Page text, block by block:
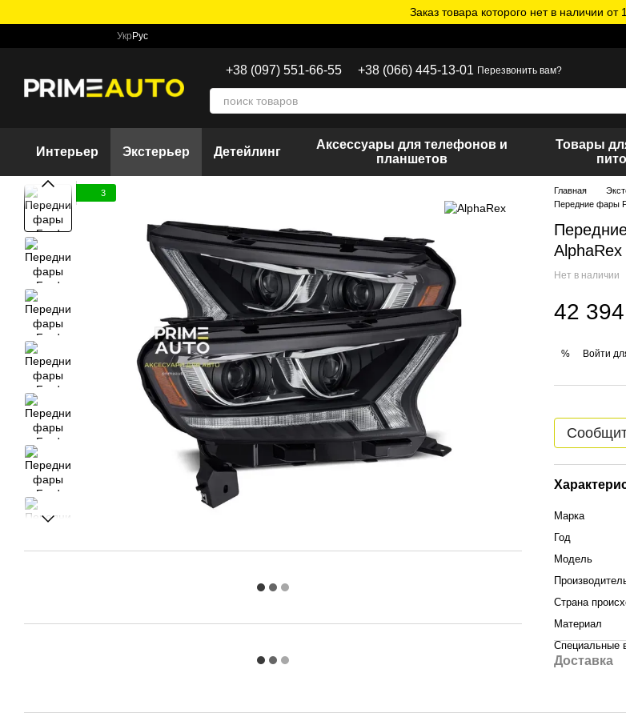
Заказ товара которого нет в наличии от
Укр Рус
+38 (097) 551-66-55 +38 (066) 445-13-01 Перезвонить вам?
Интерьер Экстерьер Детейлинг
Аксессуары для телефонов и
планшетов
Товары
3 Главная
Передние фары
Нет в наличии
42 394
% Войти
Марка
Год
Модель
Страна
Материал
Специальные
Доставка